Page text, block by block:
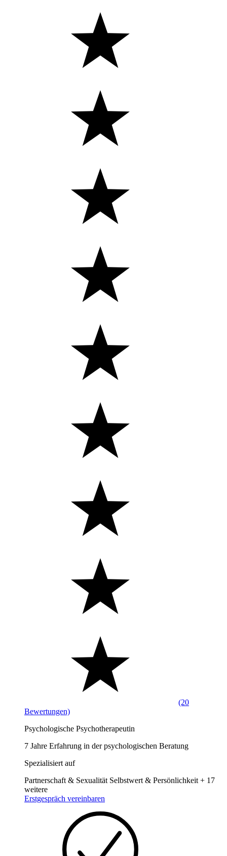
(20
Bewertungen)
Psychologische Psychotherapeutin
7 Jahre Erfahrung in der psychologischen Beratung
Spezialisiert auf
Partnerschaft & Sexualität Selbstwert & Persönlichkeit + 17
weitere
Erstgespräch vereinbaren